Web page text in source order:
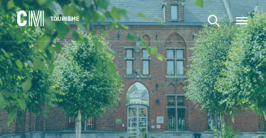
CONTENU
CM
Tourisme
TOURISME
Navigation
principale
Rechercher
une
activité,
un
logement…
Rechercher
une
activité,
un
logement…
VALIDER